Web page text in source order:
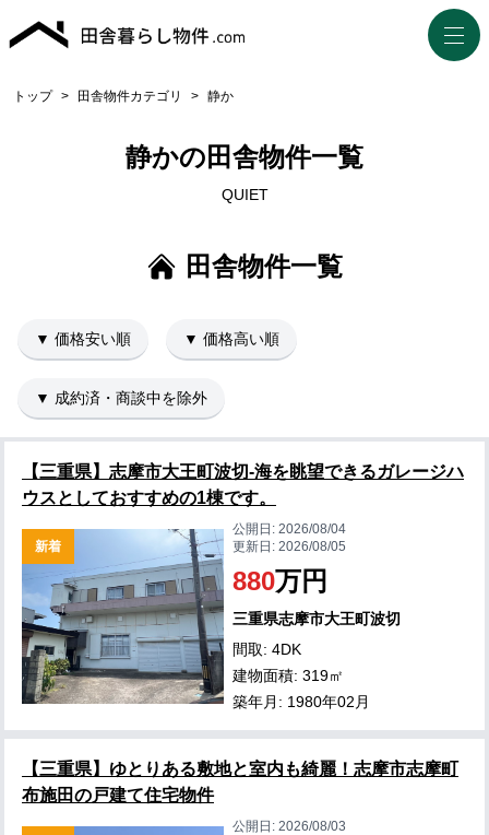
トップ > 田舎物件カテゴリ > 静か
静かの田舎物件一覧
QUIET
田舎物件一覧
▼ 価格安い順 ▼ 価格高い順
▼ 成約済・商談中を除外
【三重県】志摩市大王町波切-海を眺望できるガレージハ
ウスとしておすすめの1棟です。
新着
公開日:2026/08/04
更新日:2026/08/05
880万円
三重県志摩市大王町波切
間取: 4DK
建物面積: 319㎡
築年月: 1980年02月
【三重県】ゆとりある敷地と室内も綺麗！志摩市志摩町
布施田の戸建て住宅物件
公開日:2026/08/03